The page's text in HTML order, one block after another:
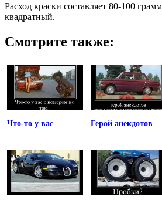
Расход краски составляет 80-100
квадратный.
Смотрите также:
Что-то у вас Герой анекдотов